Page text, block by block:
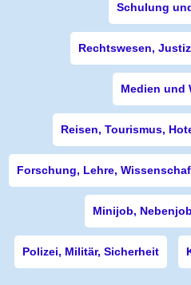
Schulung
Rechtswesen,
Medien und
Reisen, Tourismus,
Forschung, Lehre,
Minijob,
Polizei, Militär, Sicherheit